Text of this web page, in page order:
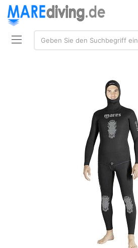
Suche:
Geben Sie den Suchbegriff ein